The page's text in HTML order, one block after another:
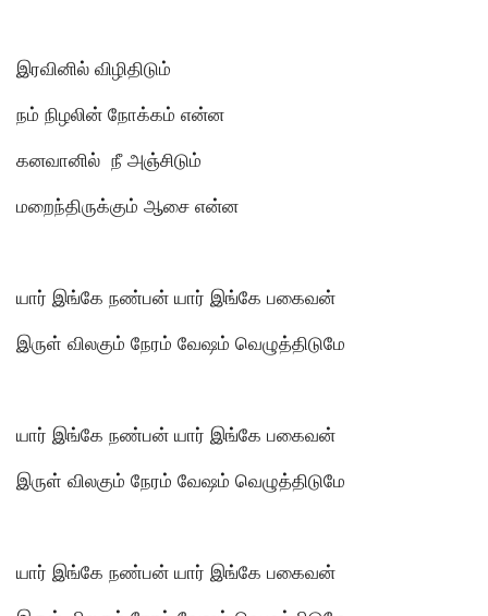
இரவினில் விழிதிடும்
நம் நிழலின் நோக்கம் என்ன
கனவானில் நீ அஞ்சிடும்
மறைந்திருக்கும் ஆசை என்ன
யார் இங்கே நண்பன் யார் இங்கே பகைவன்
இருள் விலகும் நேரம் வேஷம் வெழுத்திடுமே
யார் இங்கே நண்பன் யார் இங்கே பகைவன்
இருள் விலகும் நேரம் வேஷம் வெழுத்திடுமே
யார் இங்கே நண்பன் யார் இங்கே பகைவன்